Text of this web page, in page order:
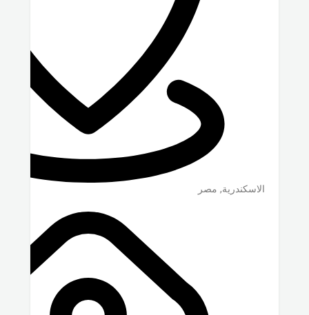
الاسكندرية, مصر